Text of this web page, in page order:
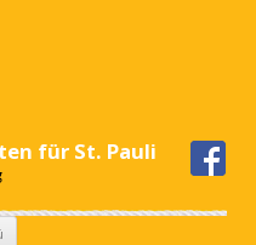
für St. Pauli
Zum